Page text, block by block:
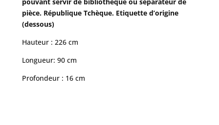
pièce. République Tchèque.Etiquette d’origine
(dessous)
Hauteur : 226 cm
Longueur: 90 cm
Profondeur : 16 cm